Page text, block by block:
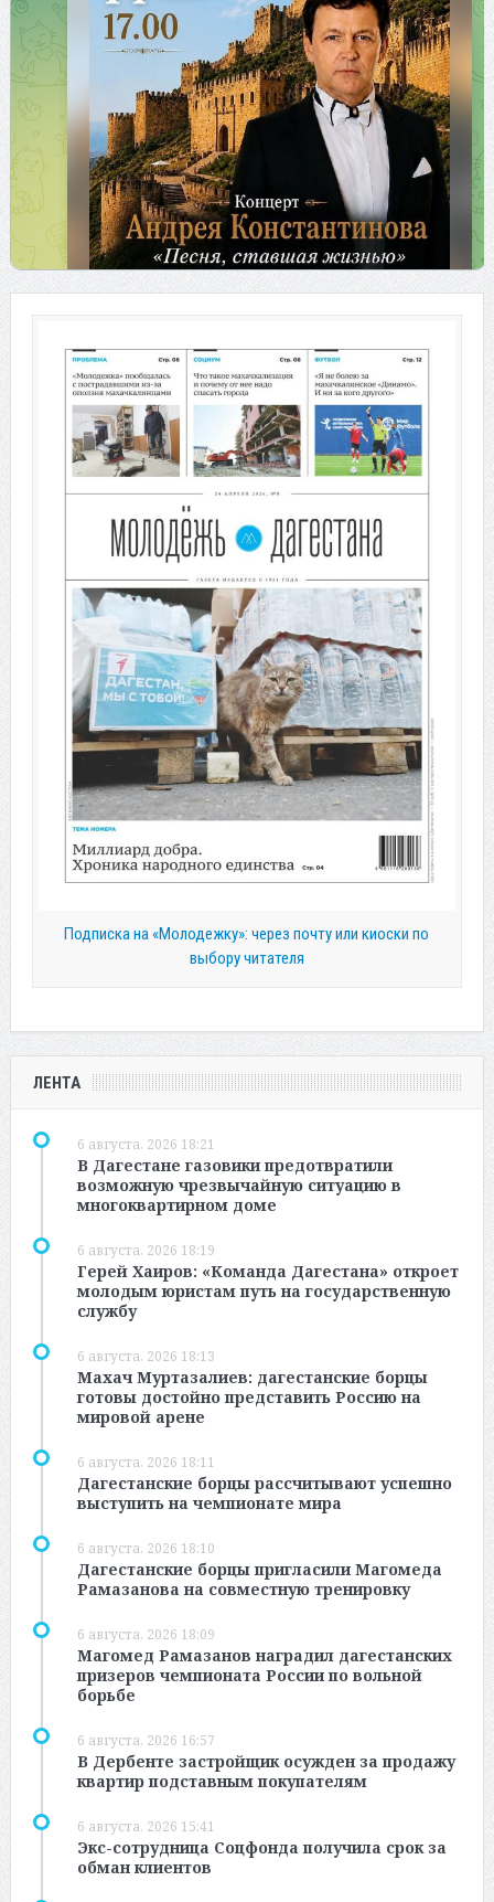
Подписка на «Молодежку»: через почту или киоски по
выбору читателя
ЛЕНТА
6 августа, 2026 18:21
В Дагестане газовики предотвратили
возможную чрезвычайную ситуацию в
многоквартирном доме
6 августа, 2026 18:19
Герей Хаиров: «Команда Дагестана» откроет
молодым юристам путь на государственную
службу
6 августа, 2026 18:13
Махач Муртазалиев: дагестанские борцы
готовы достойно представить Россию на
мировой арене
6 августа, 2026 18:11
Дагестанские борцы рассчитывают успешно
выступить на чемпионате мира
6 августа, 2026 18:10
Дагестанские борцы пригласили Магомеда
Рамазанова на совместную тренировку
6 августа, 2026 18:09
Магомед Рамазанов наградил дагестанских
призеров чемпионата России по вольной
борьбе
6 августа, 2026 16:57
В Дербенте застройщик осужден за продажу
квартир подставным покупателям
6 августа, 2026 15:41
Экс-сотрудница Соцфонда получила срок за
обман клиентов